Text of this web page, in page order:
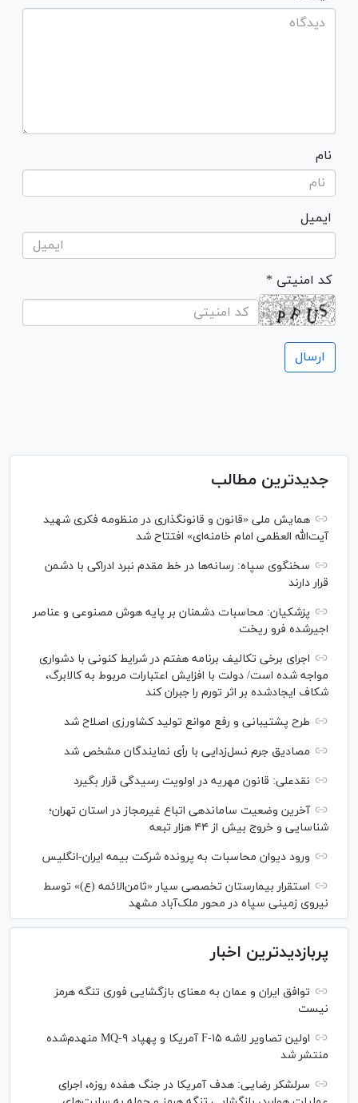
نام
ایمیل
* کد امنیتی
جدیدترین مطالب
همایش ملی «قانون و قانونگذاری در منظومه فکری شهید
آیت‌الله العظمی امام خامنه‌ای» افتتاح شد
سخنگوی سپاه: رسانه‌ها در خط مقدم نبرد ادراکی با دشمن
قرار دارند
پزشکیان: محاسبات دشمنان بر پایه هوش مصنوعی و عناصر
اجیرشده فرو ریخت
اجرای برخی تکالیف برنامه هفتم در شرایط کنونی با دشواری
مواجه شده است/ دولت با افزایش اعتبارات مربوط به کالابرگ،
شکاف ایجادشده بر اثر تورم را جبران کند
طرح پشتیبانی و رفع موانع تولید کشاورزی اصلاح شد
مصادیق جرم نسل‌زدایی با رأی نمایندگان مشخص شد
نقدعلی: قانون مهریه در اولویت رسیدگی قرار بگیرد
آخرین وضعیت ساماندهی اتباع غیرمجاز در استان تهران؛
شناسایی و خروج بیش از ۴۴ هزار تبعه
ورود دیوان محاسبات به پرونده شرکت بیمه ایران-انگلیس
استقرار بیمارستان تخصصی سیار «ثامن‌الائمه (ع)» توسط
نیروی زمینی سپاه در محور ملک‌آباد مشهد
پربازدیدترین اخبار
توافق ایران و عمان به معنای بازگشایی فوری تنگه هرمز
نیست
اولین تصاویر لاشه F-۱۵ آمریکا و پهپاد MQ-۹ منهدم‌شده
منتشر شد
سرلشکر رضایی: هدف آمریکا در جنگ هفده روزه، اجرای